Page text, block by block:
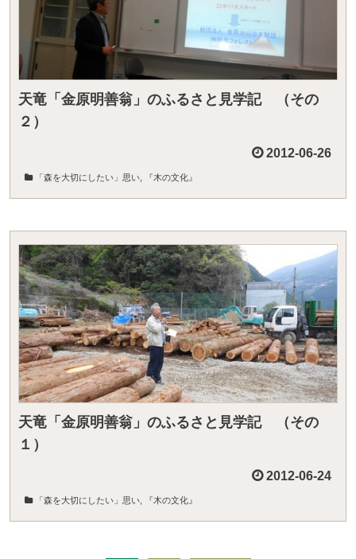
天竜「金原明善翁」のふるさと見学記 （その
２）
2012-06-26
「森を大切にしたい」思い 『木の文化』
天竜「金原明善翁」のふるさと見学記 （その
１）
2012-06-24
「森を大切にしたい」思い 『木の文化』